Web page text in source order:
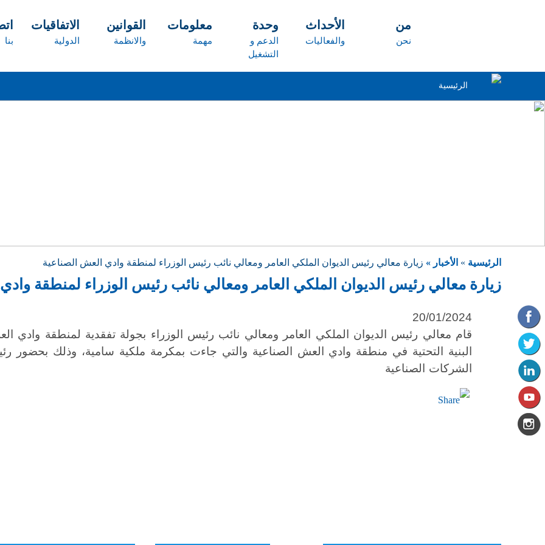
من
نحن
الأحداث
والفعاليات
وحدة
الدعم و
التشغيل
معلومات
مهمة
القوانين
والانظمة
الاتفاقيات
الدولية بنا
الرئيسية
الرئيسية » الأخبار » زيارة معالي رئيس الديوان الملكي العامر ومعالي نائب رئيس الوزراء لمنطقة وادي العش الصناعية
زيارة معالي رئيس الديوان الملكي العامر ومعالي نائب رئيس الوزراء لمنطقة
20/01/2024
قام معالي رئيس الديوان الملكي العامر ومعالي نائب رئيس الوزراء بجولة تفقدية لمنطقة وادي
البنية التحتية في منطقة وادي العش الصناعية والتي جاءت بمكرمة ملكية سامية، وذلك
الشركات الصناعية